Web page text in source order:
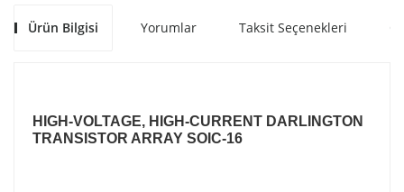
Ürün Bilgisi Yorumlar Taksit Seçenekleri
HIGH-VOLTAGE, HIGH-CURRENT DARLINGTON
TRANSISTOR ARRAY SOIC-16